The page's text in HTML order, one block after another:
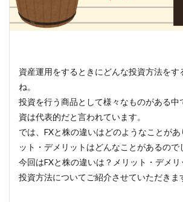
資産運用をするときにどんな投資方法をす
ね。
投資を行う商品として様々なものがある中
資は代表的だと言われています。
では、FXと株の違いはどのようなことがあ
ット・デメリットはどんなことがあるので
今回はFXと株の違いは？メリット・デメリ
投資方法についてご紹介させていただきま